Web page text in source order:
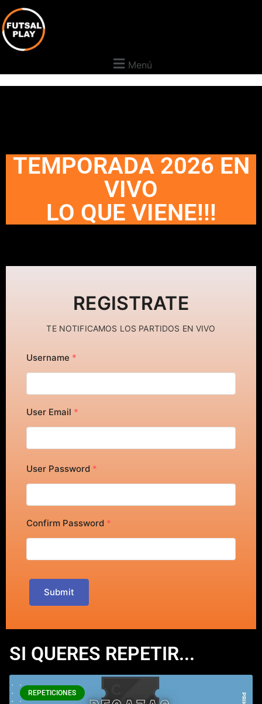
Menú
TEMPORADA 2026 EN
VIVO
LO QUE VIENE!!!
REGISTRATE
TE NOTIFICAMOS LOS PARTIDOS EN VIVO
Username *
User Email *
User Password *
Confirm Password *
Submit
SI QUERES REPETIR...
REPETICIONES